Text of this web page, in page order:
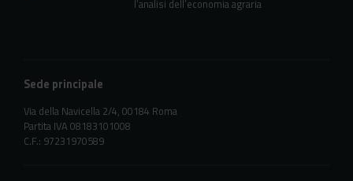
l’analisi dell’economia agraria
Sede principale
Via della Navicella 2/4, 00184 Roma
Partita IVA 08183101008
C.F.: 97231970589